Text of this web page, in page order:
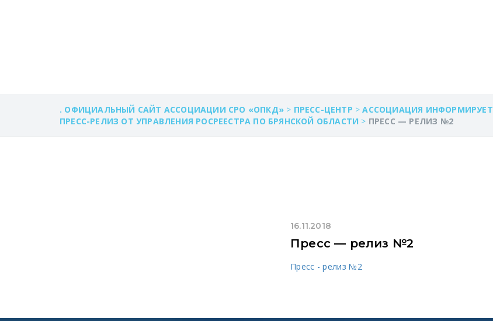
. ОФИЦИАЛЬНЫЙ САЙТ АССОЦИАЦИИ СРО «ОПКД» > ПРЕСС-ЦЕНТР >АССОЦИАЦИЯ ИНФОРМИРУЕТ
ПРЕСС-РЕЛИЗ ОТ УПРАВЛЕНИЯ РОСРЕЕСТРА ПО БРЯНСКОЙ ОБЛАСТИ > ПРЕСС — РЕЛИЗ №2
16.11.2018
Пресс — релиз №2
Пресс - релиз №2